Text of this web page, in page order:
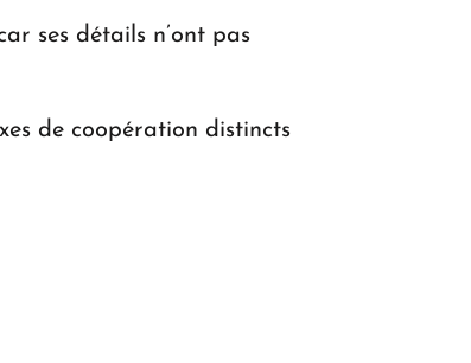
ses détails n’ont pas
de coopération distincts